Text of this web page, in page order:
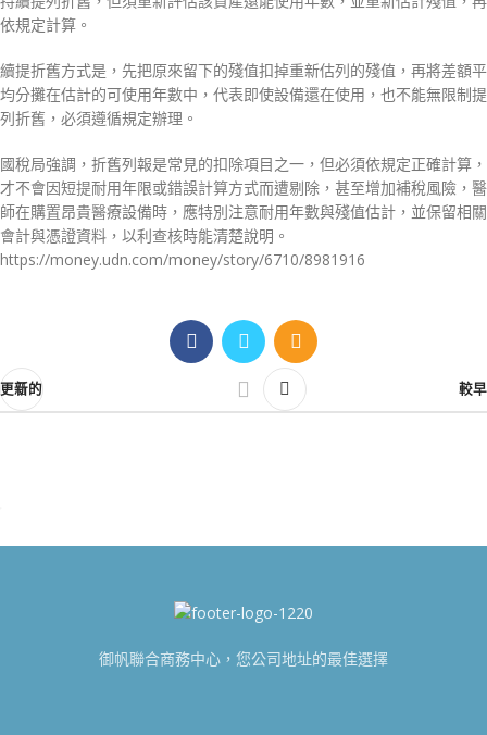
依規定計算。
續提折舊方式是，先把原來留下的殘值扣掉重新估列的殘值，再將差額平
均分攤在估計的可使用年數中，代表即使設備還在使用，也不能無限制提
列折舊，必須遵循規定辦理。
國稅局強調，折舊列報是常見的扣除項目之一，但必須依規定正確計算，
才不會因短提耐用年限或錯誤計算方式而遭剔除，甚至增加補稅風險，醫
師在購置昂貴醫療設備時，應特別注意耐用年數與殘值估計，並保留相關
會計與憑證資料，以利查核時能清楚說明。
https://money.udn.com/money/story/6710/8981916
更新的 較早
御帆聯合商務中心，您公司地址的最佳選擇